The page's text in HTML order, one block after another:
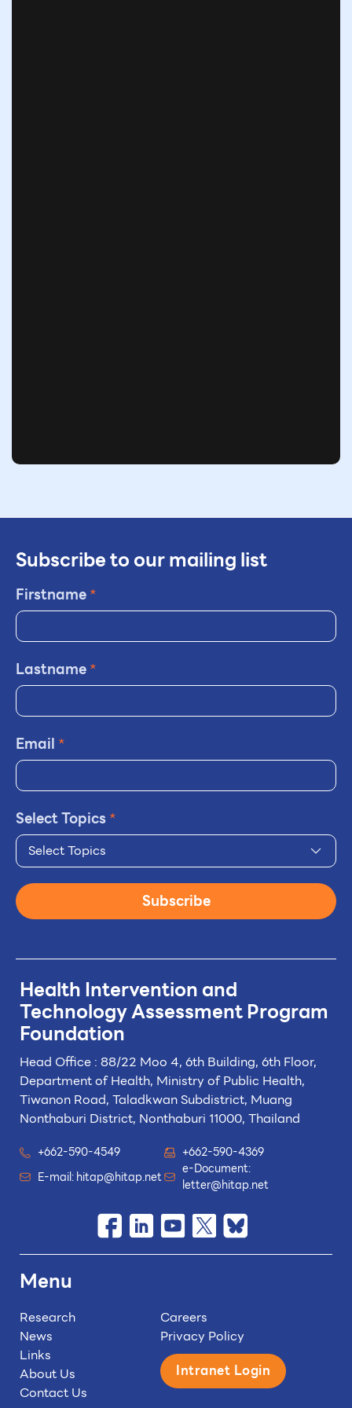
Health Intervention and
TechnologyAssessment Program
Foundation
Head Office : 88/22 Moo 4, 6th Building, 6th Floor,
Department of Health, Ministry of Public Health,
Tiwanon Road, Taladkwan Subdistrict, Muang
Nonthaburi District, Nonthaburi 11000, Thailand
+662-590-4549
+662-590-4369
E-mail:hitap@hitap.net
e-Document:
letter@hitap.net
Menu
Research
News
Links
About Us
Contact Us
Careers
Privacy Policy
Intranet Login
Subscribe to our mailing list
Firstname*
Lastname*
Email *
Select Topics*
Select Topics
Subscribe